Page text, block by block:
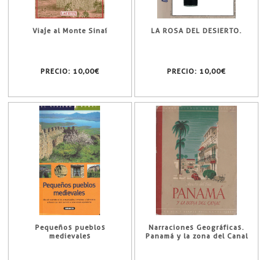
Viaje al Monte Sinaí
PRECIO: 10,00€
LA ROSA DEL DESIERTO.
PRECIO: 10,00€
Pequeños pueblos
medievales
Narraciones Geográficas.
Panamá y la zona del Canal